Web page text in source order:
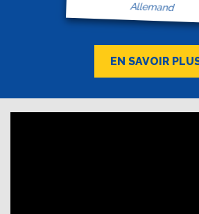
Allemand
EN SAVOIR